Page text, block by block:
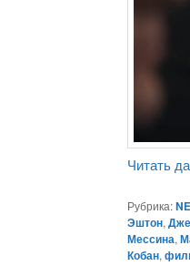
Читать
Рубрика:
Эштон,
Мессина,
Кобан,